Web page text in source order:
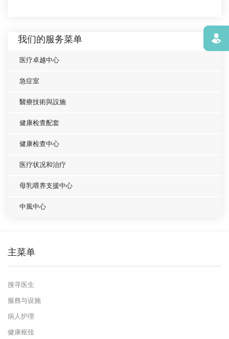
我们的服务菜单
医疗卓越中心
急症室
醫療技術與設施
健康检查配套
健康检查中心
医疗状况和治疗
母乳喂养支援中心
中風中心
主菜单
搜寻医生
服務与设施
病人护理
健康枢纽
寻找